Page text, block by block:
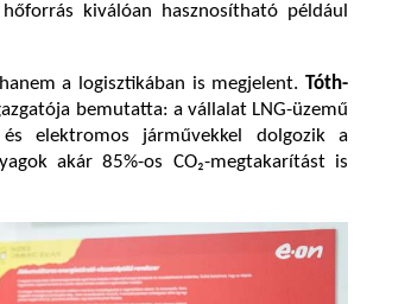
kiválóan hasznosítható például
a logisztikában is megjelent. Tóth-
bemutatta: a vállalat LNG-üzemű
elektromos járművekkel dolgozik a
akár 85%-os CO₂-megtakarítást is